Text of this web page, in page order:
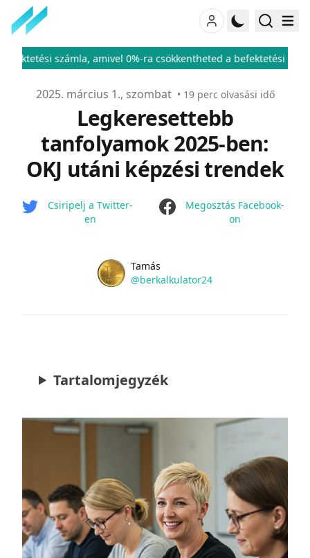
0%-ra csökkentheted a befektetési adód ♦ ÁFA kulcsok
Publikálva
2025. március 1., szombat • 19perc olvasási idő
Legkeresettebb
tanfolyamok 2025-ben:
OKJ utáni képzési trendek
Csiripelj a Twitter-
en
facebook
Megosztás Facebook-
on
Name
Tamás
Twitter
@berkalkulator24
Tartalomjegyzék